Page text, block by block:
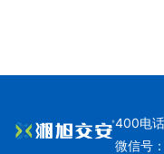
400电
微信号